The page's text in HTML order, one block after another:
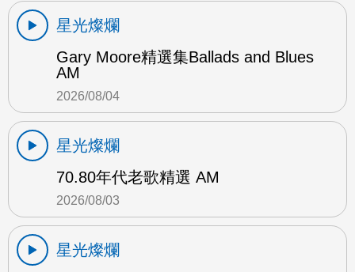
星光燦爛
Gary Moore精選集Ballads and Blues
AM
2026/08/04
星光燦爛
70.80年代老歌精選 AM
2026/08/03
星光燦爛